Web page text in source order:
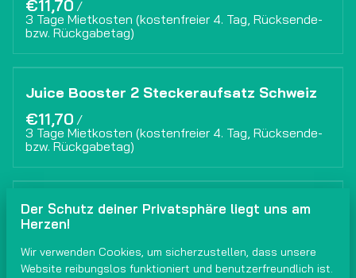
/
Juice Booster 2 Steckeraufsatz Schweiz
/
NRGkick Pure Steckeraufsatz Typ 2
Der Schutz deiner Privatsphäre liegt uns am
Herzen!
Wir verwenden Cookies, um sicherzustellen, dass unsere
Website reibungslos funktioniert und benutzerfreundlich ist.